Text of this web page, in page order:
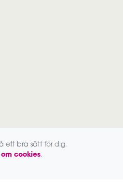
ett bra sätt för dig.
cookies.